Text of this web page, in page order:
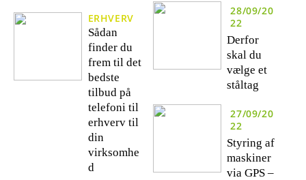
ERHVERV
Sådan
finder du
frem til det
bedste
tilbud på
telefoni til
erhverv til
din
virksomhe
d
28/09/20
22
Derfor
skal du
vælge et
ståltag
27/09/20
22
Styring af
maskiner
via GPS –